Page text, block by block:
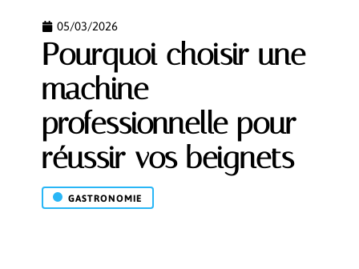
05/03/2026
Pourquoi choisir une
machine
professionnelle pour
réussir vos beignets
GASTRONOMIE